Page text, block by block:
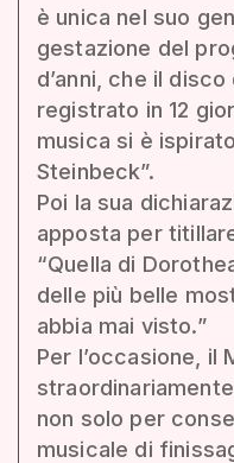
è unica nel suo
gestazione del
d’anni, che il
registrato in 12
musica si è
Steinbeck”.
Poi la sua
apposta per
“Quella di
delle più belle
abbia mai visto.”
Per l’occasione, il
non solo per
musicale di